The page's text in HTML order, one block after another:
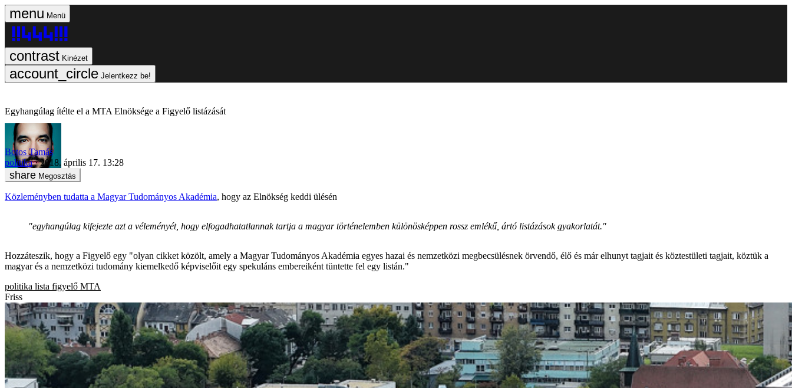
Menü
Kinézet
Jelentkezz be!
Egyhangúlag ítélte el a MTA Elnöksége a Figyelő listázását
Botos Tamás
politika
2018. április 17. 13:28
Megosztás
Közleményben tudatta a Magyar Tudományos Akadémia, hogy az Elnökség keddi ülésén
"egyhangúlag kifejezte azt a véleményét, hogy elfogadhatatlannak tartja a magyar történelemben különösképpen rossz emlékű, ártó listázások gyakorlatát."
Hozzáteszik, hogy a Figyelő egy "olyan cikket közölt, amely a Magyar Tudományos Akadémia egyes hazai és nemzetközi megbecsülésnek örvendő, élő és már elhunyt tagjait és köztestületi tagjait, köztük a
magyar és a nemzetközi tudomány kiemelkedő képviselőit egy spekuláns embereiként tüntette fel egy listán."
politika lista figyelő MTA
Friss